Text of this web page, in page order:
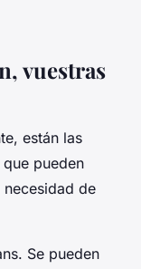
vuestras
están las
pueden
necesidad de
Se pueden